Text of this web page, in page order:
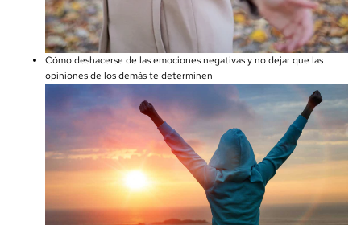
Cómo deshacerse de las emociones negativas y no dejar que las
opiniones de los demás te determinen